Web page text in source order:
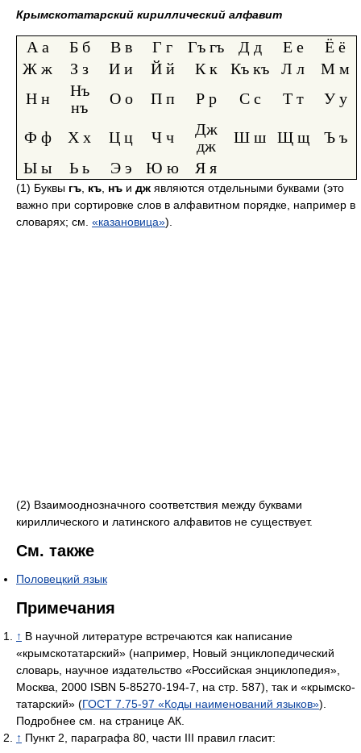
Крымскотатарский кириллический алфавит
А а Б б В в Г г Гъ гъ Д д Е е
Ё ё
Ж ж
З з И и Й й К к Къ къ Л л
М м
Н н
Нъ
нъ
О о П п Р р С с Т т У у
Ф ф Х х Ц ц Ч ч
Дж
дж
Ш ш Щ щ
Ъ ъ
Ы ы
Ь ь Э э Ю ю Я я
(1) Буквы гъ, къ, нъ и дж являются отдельными буквами (это
важно при сортировке слов в алфавитном порядке, например в
словарях; см. «казановица»).
(2) Взаимооднозначного соответствия между буквами
кириллического и латинского алфавитов не существует.
См. также
Половецкий язык
Примечания
↑ В научной литературе встречаются как написание
«крымскотатарский» (например, Новый энциклопедический
словарь, научное издательство «Российская энциклопедия»,
Москва, 2000 ISBN 5-85270-194-7, на стр. 587), так и «крымско-
татарский» (ГОСТ 7.75-97 «Коды наименований языков»).
Подробнее см. на странице АК.
↑ Пункт 2, параграфа 80, части III правил гласит: